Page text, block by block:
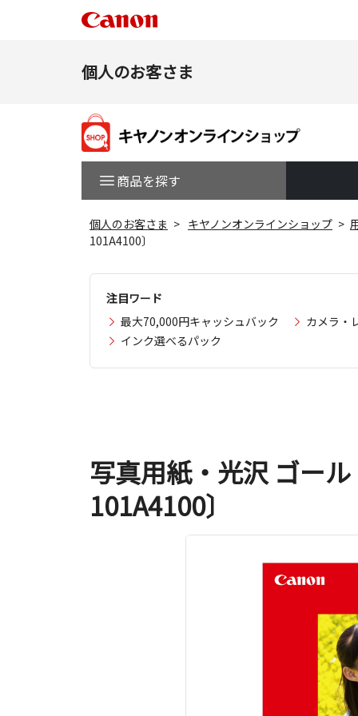
個人のお客さま
商品を探す
個人のお客さま キヤノンオンラインショップ
101A4100〕
注目ワード
最大70,000円キャッシュバック
カメラ・
インク選べるパック
写真用紙・光沢 ゴー
101A4100〕